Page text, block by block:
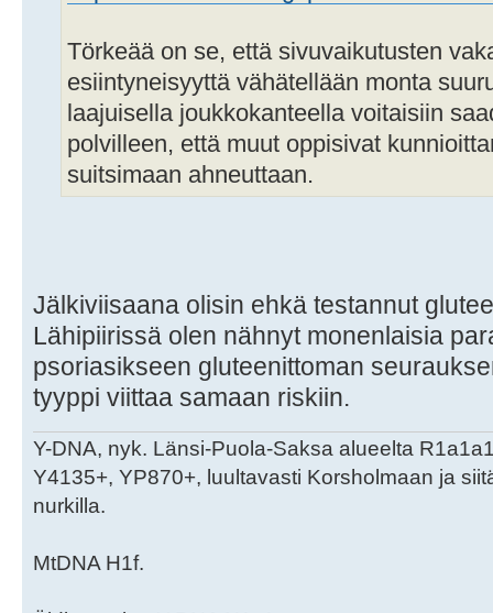
Törkeää on se, että sivuvaikutusten
esiintyneisyyttä vähätellään monta
laajuisella joukkokanteella voitaisiin
polvilleen, että muut oppisivat
suitsimaan ahneuttaan.
Jälkiviisaana olisin ehkä testannut
Lähipiirissä olen nähnyt monenlaisia
psoriasikseen gluteenittoman
tyyppi viittaa samaan riskiin.
Y-DNA, nyk. Länsi-Puola-Saksa alueelta
Y4135+, YP870+, luultavasti Korsholmaan ja
nurkilla.
MtDNA H1f.